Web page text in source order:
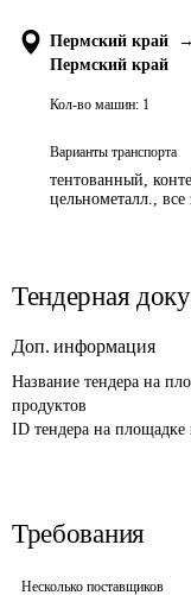
Пермский край
→
Пермский край
Кол-во машин: 1
Варианты транспорта
тентованный,
цельнометалл., все
Тендерная
Доп. информация
Название тендера на
продуктов
ID тендера на площадке
Требования
Несколько поставщиков